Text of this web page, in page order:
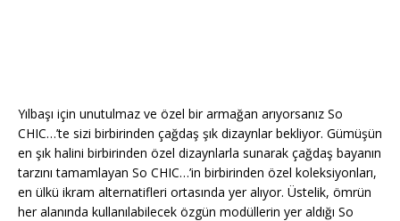
Yılbaşı için unutulmaz ve özel bir armağan arıyorsanız So
CHIC…’te sizi birbirinden çağdaş şık dizaynlar bekliyor. Gümüşün
en şık halini birbirinden özel dizaynlarla sunarak çağdaş bayanın
tarzını tamamlayan So CHIC…’in birbirinden özel koleksiyonları,
en ülkü ikram alternatifleri ortasında yer alıyor. Üstelik, ömrün
her alanında kullanılabilecek özgün modüllerin yer aldığı So